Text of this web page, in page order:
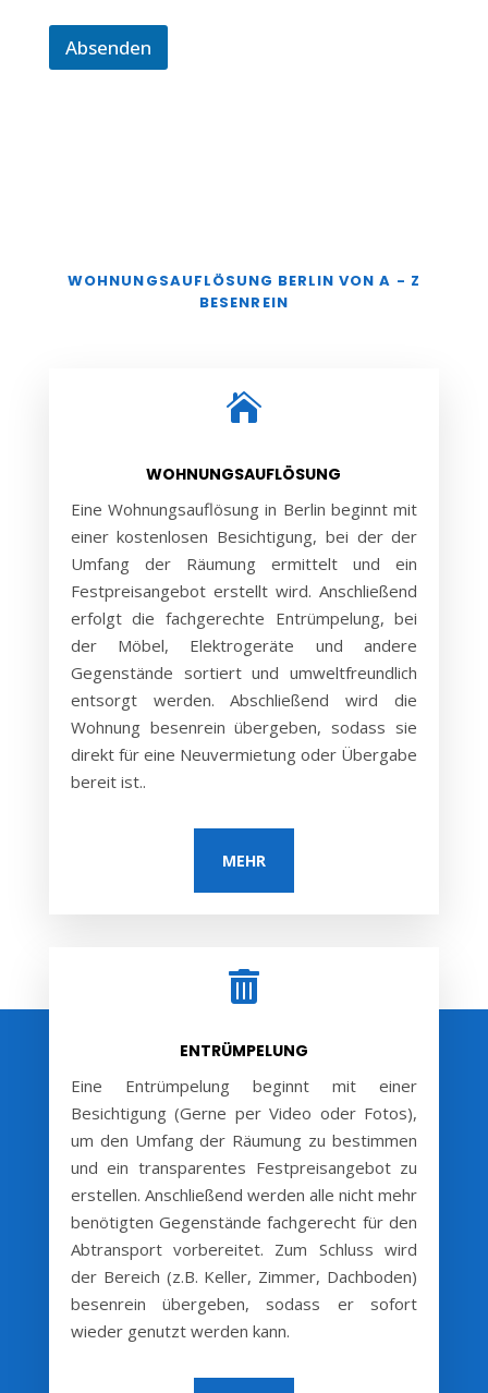
Absenden
WOHNUNGSAUFLÖSUNG BERLIN VON A - Z
BESENREIN

WOHNUNGSAUFLÖSUNG
Eine Wohnungsauflösung in Berlin beginnt mit
einer kostenlosen Besichtigung, bei der der
Umfang der Räumung ermittelt und ein
Festpreisangebot erstellt wird. Anschließend
erfolgt die fachgerechte Entrümpelung, bei
der Möbel, Elektrogeräte und andere
Gegenstände sortiert und umweltfreundlich
entsorgt werden. Abschließend wird die
Wohnung besenrein übergeben, sodass sie
direkt für eine Neuvermietung oder Übergabe
bereit ist..
MEHR

ENTRÜMPELUNG
Eine Entrümpelung beginnt mit einer
Besichtigung (Gerne per Video oder Fotos),
um den Umfang der Räumung zu bestimmen
und ein transparentes Festpreisangebot zu
erstellen. Anschließend werden alle nicht mehr
benötigten Gegenstände fachgerecht für den
Abtransport vorbereitet. Zum Schluss wird
der Bereich (z.B. Keller, Zimmer, Dachboden)
besenrein übergeben, sodass er sofort
wieder genutzt werden kann.